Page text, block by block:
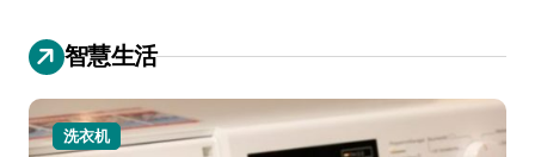
智慧生活
洗衣机